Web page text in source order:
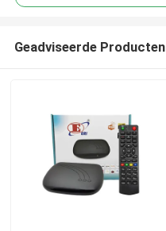
Geadviseerde Producten